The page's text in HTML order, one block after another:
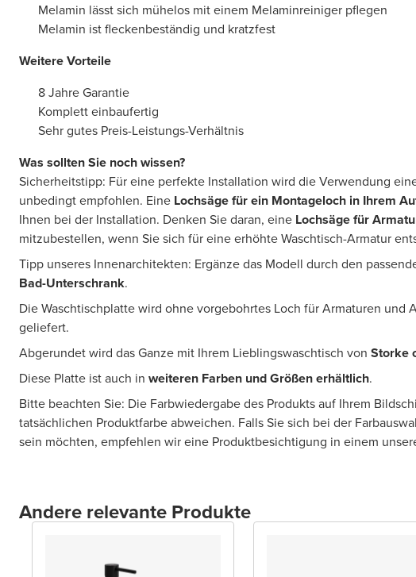
Melamin lässt sich mühelos mit einem Melaminreiniger pflegen
Melamin ist fleckenbeständig und kratzfest
Weitere Vorteile
8 Jahre Garantie
Komplett einbaufertig
Sehr gutes Preis-Leistungs-Verhältnis
Was sollten Sie noch wissen?
Sicherheitstipp: Für eine perfekte Installation wird die Verwendung
unbedingt empfohlen. Eine Lochsäge für ein Montageloch in Ihrem
Ihnen bei der Installation. Denken Sie daran, eine Lochsäge für
mitzubestellen, wenn Sie sich für eine erhöhte Waschtisch-Armatur
Tipp unseres Innenarchitekten: Ergänze das Modell durch den
Bad-Unterschrank.
Die Waschtischplatte wird ohne vorgebohrtes Loch für Armaturen und
geliefert.
Abgerundet wird das Ganze mit Ihrem Lieblingswaschtisch von Storke
Diese Platte ist auch in weiteren Farben und Größen erhältlich.
Bitte beachten Sie: Die Farbwiedergabe des Produkts auf Ihrem
tatsächlichen Produktfarbe abweichen. Falls Sie sich bei der
sein möchten, empfehlen wir eine Produktbesichtigung in einem
Andere relevante Produkte